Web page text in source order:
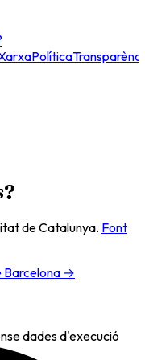
Política
de Catalunya. Font
Barcelona →
dades d'execució